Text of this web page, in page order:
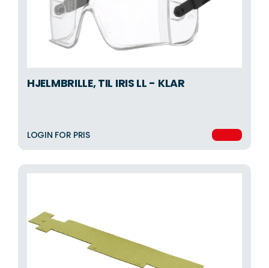
HJELMBRILLE, TIL IRIS LL - KLAR
LOGIN FOR PRIS